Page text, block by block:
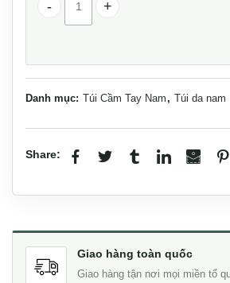
Túi da nam cầm tay sang trọng
Danh mục: Túi Cầm Tay Nam , Túi da nam
Share:
Giao hàng toàn quốc
Giao hàng tận nơi mọi miền tổ